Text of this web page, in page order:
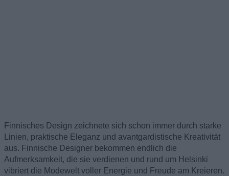
Finnisches Design zeichnete sich schon immer durch starke
Linien, praktische Eleganz und avantgardistische Kreativität
aus. Finnische Designer bekommen endlich die
Aufmerksamkeit, die sie verdienen und rund um Helsinki
vibriert die Modewelt voller Energie und Freude am Kreieren.